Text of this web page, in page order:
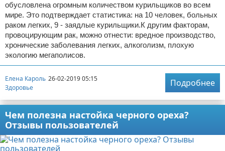
обусловлена огромным количеством курильщиков во всем
мире. Это подтверждает статистика: на 10 человек, больных
раком легких, 9 - заядлые курильщики.К другим факторам,
провоцирующим рак, можно отнести: вредное производство,
хронические заболевания легких, алкоголизм, плохую
экологию мегаполисов.
Елена Кароль 26-02-2019 05:15
Здоровье
Подробнее
Чем полезна настойка черного ореха?
Отзывы пользователей